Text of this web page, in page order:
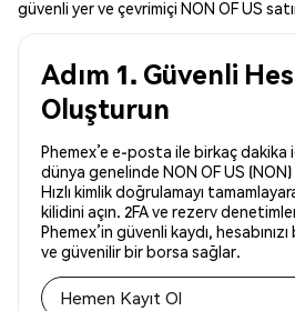
güvenli yer ve çevrimiçi NON OF US
Adım 1. Güvenli
Oluşturun
Phemex’e e-posta ile birkaç dakika
dünya genelinde NON OF US
Hızlı kimlik doğrulamayı
kilidini açın. 2FA ve rezerv
Phemex’in güvenli kaydı,
ve güvenilir bir borsa sağlar.
Hemen Kayıt Ol